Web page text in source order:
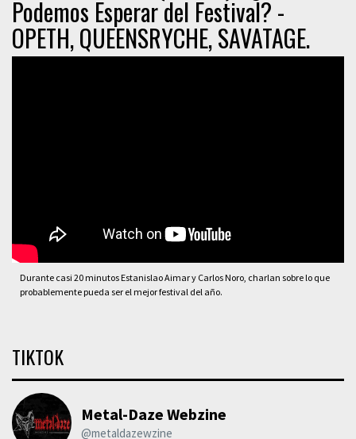
Podemos Esperar del Festival? -
OPETH, QUEENSRYCHE, SAVATAGE.
Durante casi 20 minutos Estanislao Aimar y Carlos Noro, charlan sobre lo que
probablemente pueda ser el mejor festival del año.
TIKTOK
Metal-Daze Webzine
@metaldazewzine